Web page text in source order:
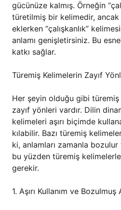
gücünüze kalmış. Örneğin
türetilmiş bir kelimedir, ancak
eklerken “çalışkanlık”
anlamı genişletirsiniz. Bu
katkı sağlar.
Türemiş Kelimelerin Zayıf
Her şeyin olduğu gibi türemiş
zayıf yönleri vardır. Dilin
kelimeleri aşırı biçimde
kılabilir. Bazı türemiş
ki, anlamları zamanla
bu yüzden türemiş
gerekir.
1. Aşırı Kullanım ve Bozulmuş